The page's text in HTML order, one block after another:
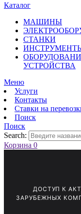
Каталог
МАШИНЫ
СТАНКИ
УСТРОЙСТВА
Меню
Услуги
Контакты
Ставки на
Поиск
Поиск
Search:
Корзина 0
ДОСТУП К
ЗАРУБЕЖНЫХ